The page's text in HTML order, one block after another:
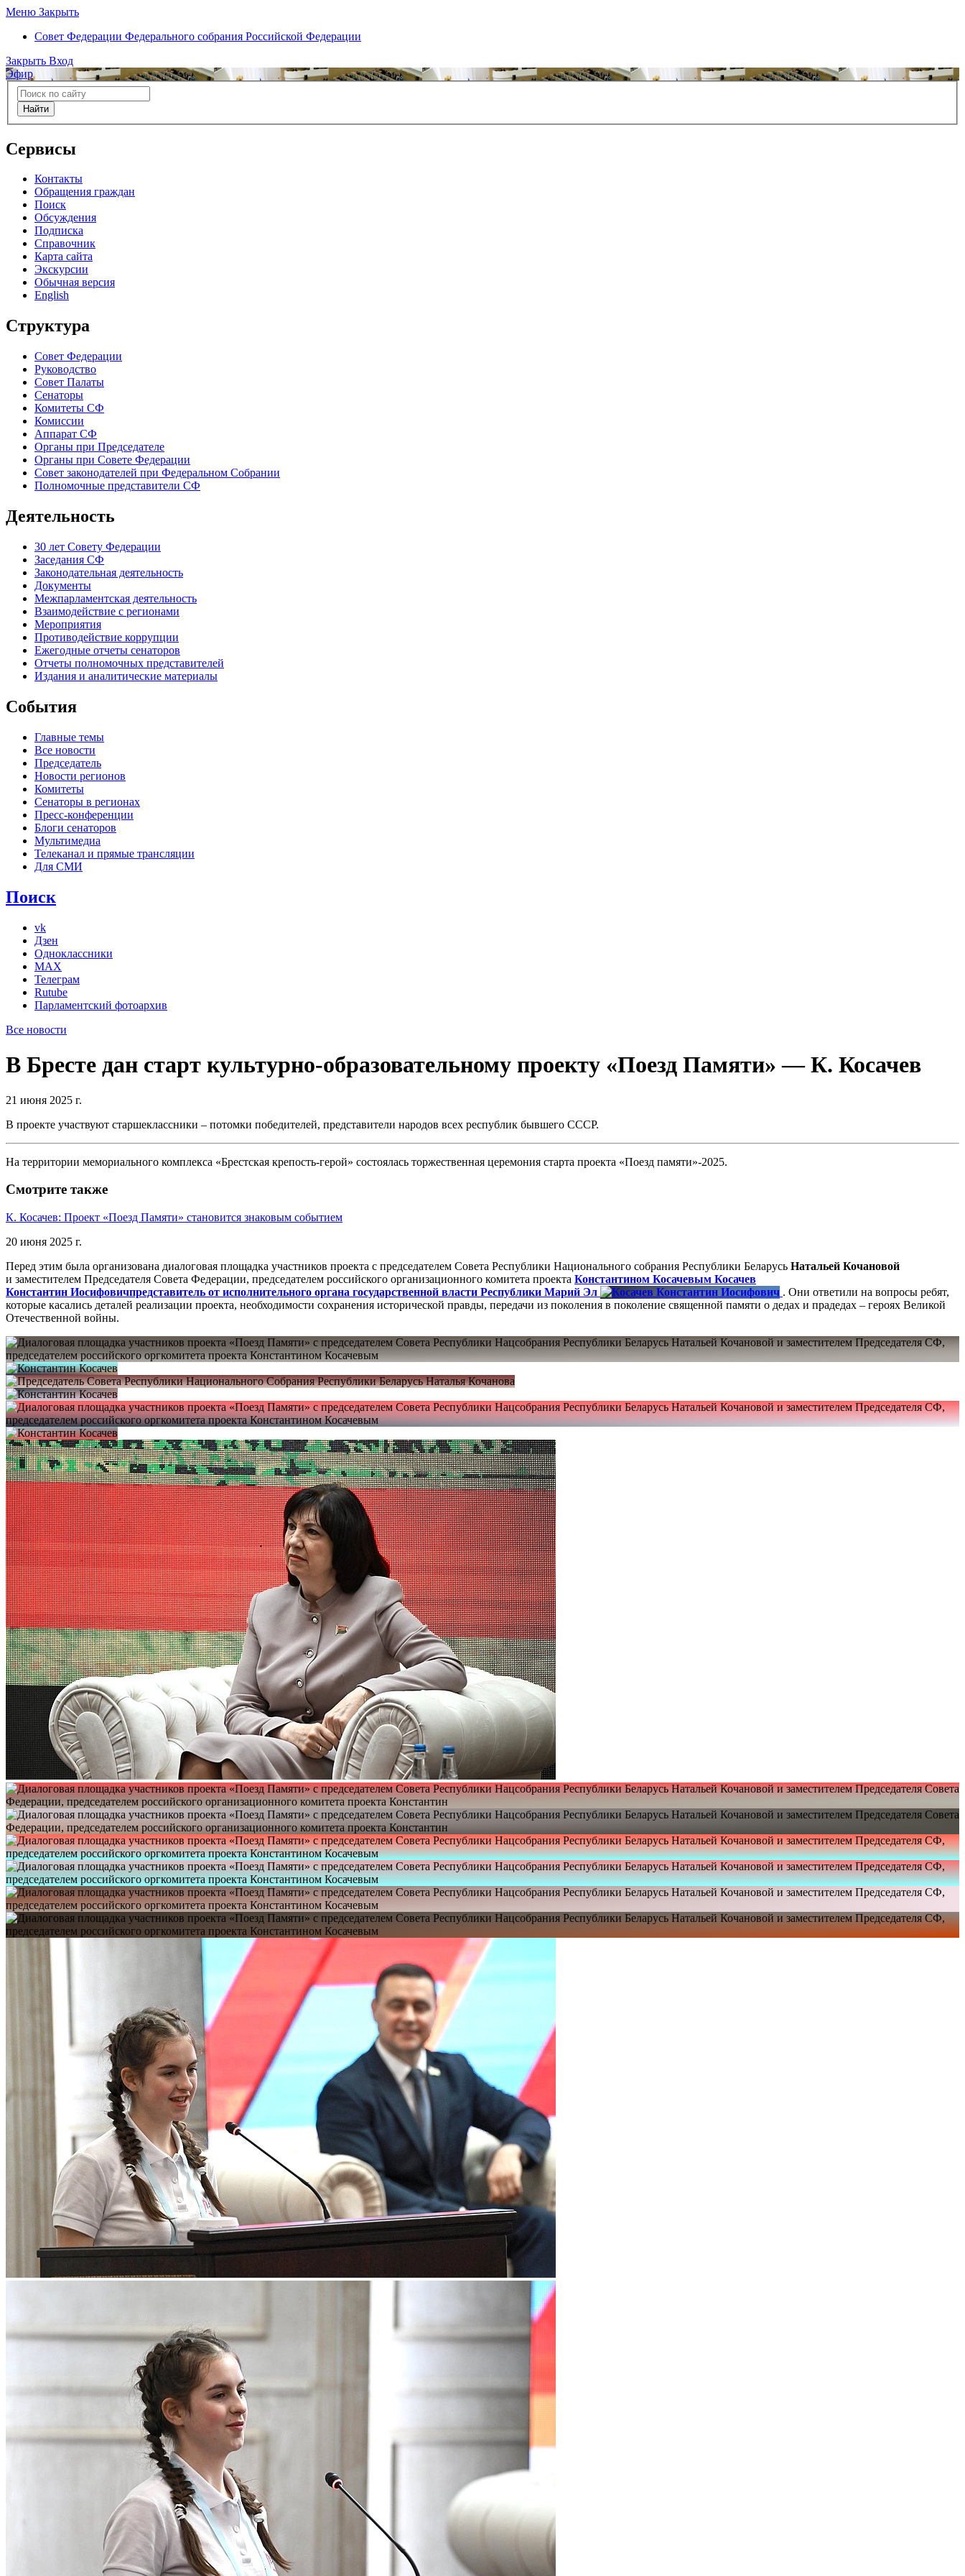
Меню Закрыть
Совет Федерации Федерального собрания Российской Федерации
Закрыть Вход
Эфир
Найти
Сервисы
Контакты
Обращения граждан
Поиск
Обсуждения
Подписка
Справочник
Карта сайта
Экскурсии
Обычная версия
English
Структура
Совет Федерации
Руководство
Совет Палаты
Сенаторы
Комитеты СФ
Комиссии
Аппарат СФ
Органы при Председателе
Органы при Совете Федерации
Совет законодателей при Федеральном Собрании
Полномочные представители СФ
Деятельность
30 лет Совету Федерации
Заседания СФ
Законодательная деятельность
Документы
Межпарламентская деятельность
Взаимодействие с регионами
Мероприятия
Противодействие коррупции
Ежегодные отчеты сенаторов
Отчеты полномочных представителей
Издания и аналитические материалы
События
Главные темы
Все новости
Председатель
Новости регионов
Комитеты
Сенаторы в регионах
Пресс-конференции
Блоги сенаторов
Мультимедиа
Телеканал и прямые трансляции
Для СМИ
Поиск
vk
Дзен
Одноклассники
MAX
Телеграм
Rutube
Парламентский фотоархив
Все новости
В Бресте дан старт культурно-образовательному проекту «Поезд Памяти» — К. Косачев
21 июня 2025 г.
В проекте участвуют старшеклассники – потомки победителей, представители народов всех республик бывшего СССР.
На территории мемориального комплекса «Брестская крепость-герой» состоялась торжественная церемония старта проекта «Поезд памяти»-2025.
Смотрите также
К. Косачев: Проект «Поезд Памяти» становится знаковым событием
20 июня 2025 г.
Перед этим была организована диалоговая площадка участников проекта с председателем Совета Республики Национального собрания Республики Беларусь Натальей Кочановой
и заместителем Председателя Совета Федерации, председателем российского организационного комитета проекта Константином Косачевым Косачев
Константин Иосифовичпредставитель от исполнительного органа государственной власти Республики Марий Эл
. Они ответили на вопросы ребят,
которые касались деталей реализации проекта, необходимости сохранения исторической правды, передачи из поколения в поколение священной памяти о дедах и прадедах – героях Великой
Отечественной войны.